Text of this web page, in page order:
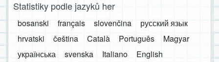
Statistiky podle jazyků her
bosanski français slovenčina
русский язык
hrvatski
čeština Català Português
Magyar
українська
svenska Italiano
English